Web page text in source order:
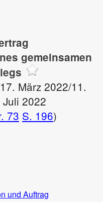
gemeinsamen
März 2022/11.
2022
73 S. 196)
und Auftrag